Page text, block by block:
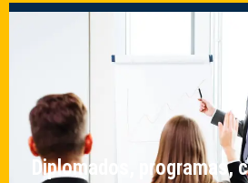
Diplomados, programas,